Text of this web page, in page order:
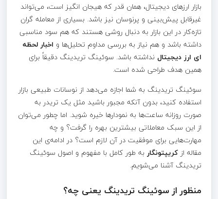
بازار ارزهای دیجیتال، همان‌ قدر که هیجان‌ انگیز است، می‌تواند
غیرقابل‌ پیش‌بینی و پرنوسان نیز باشد. بسیاری از معامله‌ گران
تازه‌کار در این بازار به دنبال روشی هستند که هم سود مناسبی
داشته باشد و هم نیاز به بررسی مداوم تحلیل‌ها و اخبار لحظه
ای ارز دیجیتال نداشته باشد. سوئینگ تریدینگ دقیقاً برای
همین هدف طراحی شده است.
سوئینگ تریدینگ به شما اجازه می‌دهد از نوسانات طبیعی بازار
استفاده کنید، بدون آنکه مجبور باشید مثل یک تریدر به
صورت روزانه ساعت‌ها به نمودار‌ها خیره شوید. اما چطور می‌توان
از این سبک معاملاتی بیشترین بهره را گرفت؟ و چه
مهارت‌هایی برای موفقیت در آن لازم است؟ در ادامه‌ی این
مقاله از کریپتونگار به‌ طور کامل با مفهوم و اصول سوئینگ
تریدینگ آشنا می‌شویم.
منظور از سوئینگ تریدینگ یعنی چه؟